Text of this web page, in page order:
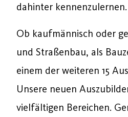
dahinter kennenzulernen.
Ob kaufmännisch oder
und Straßenbau, als
einem der weiteren 15
Unsere neuen
vielfältigen Bereichen.